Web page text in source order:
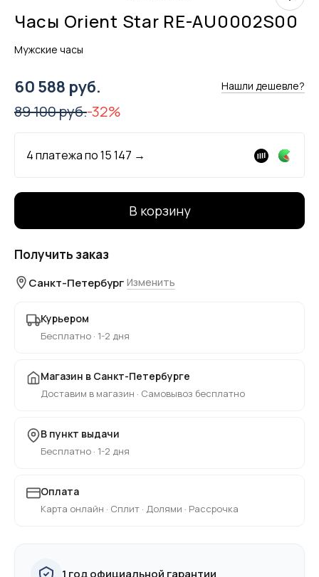
Часы Orient Star RE-AU0002S00
Мужские часы
60 588 руб. Нашли дешевле?
89 100 руб.-32%
4 платежа по15 147 →
В корзину
Получить заказ
Санкт-Петербург Изменить
Курьером
Бесплатно · 1-2 дня
Магазин в Санкт-Петербурге
Доставим в магазин · Самовывоз бесплатно
В пункт выдачи
Бесплатно · 1-2 дня
Оплата
Карта онлайн · Сплит · Долями · Рассрочка
1 год официальной гарантии